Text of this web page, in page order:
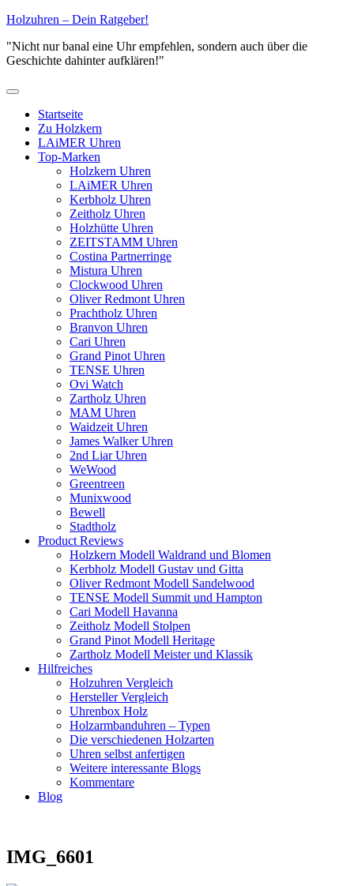
Zum
springen
Holzuhren – Dein Ratgeber!
"Nicht nur banal eine Uhr empfehlen, sondern auch über die
Geschichte dahinter aufklären!"
Primäres
Startseite
Zu Holzkern
LAiMER Uhren
Top-Marken
Holzkern Uhren
LAiMER Uhren
Kerbholz Uhren
Zeitholz Uhren
Holzhütte Uhren
ZEITSTAMM Uhren
Costina Partnerringe
Mistura Uhren
Clockwood Uhren
Oliver Redmont Uhren
Prachtholz Uhren
Branvon Uhren
Cari Uhren
Grand Pinot Uhren
TENSE Uhren
Ovi Watch
Zartholz Uhren
MAM Uhren
Waidzeit Uhren
James Walker Uhren
2nd Liar Uhren
WeWood
Greentreen
Munixwood
Bewell
Stadtholz
Product Reviews
Holzkern Modell Waldrand und Blomen
Kerbholz Modell Gustav und Gitta
Oliver Redmont Modell Sandelwood
TENSE Modell Summit und Hampton
Cari Modell Havanna
Zeitholz Modell Stolpen
Grand Pinot Modell Heritage
Zartholz Modell Meister und Klassik
Hilfreiches
Holzuhren Vergleich
Hersteller Vergleich
Uhrenbox Holz
Holzarmbanduhren – Typen
Die verschiedenen Holzarten
Uhren selbst anfertigen
Weitere interessante Blogs
Kommentare
Blog
IMG_6601